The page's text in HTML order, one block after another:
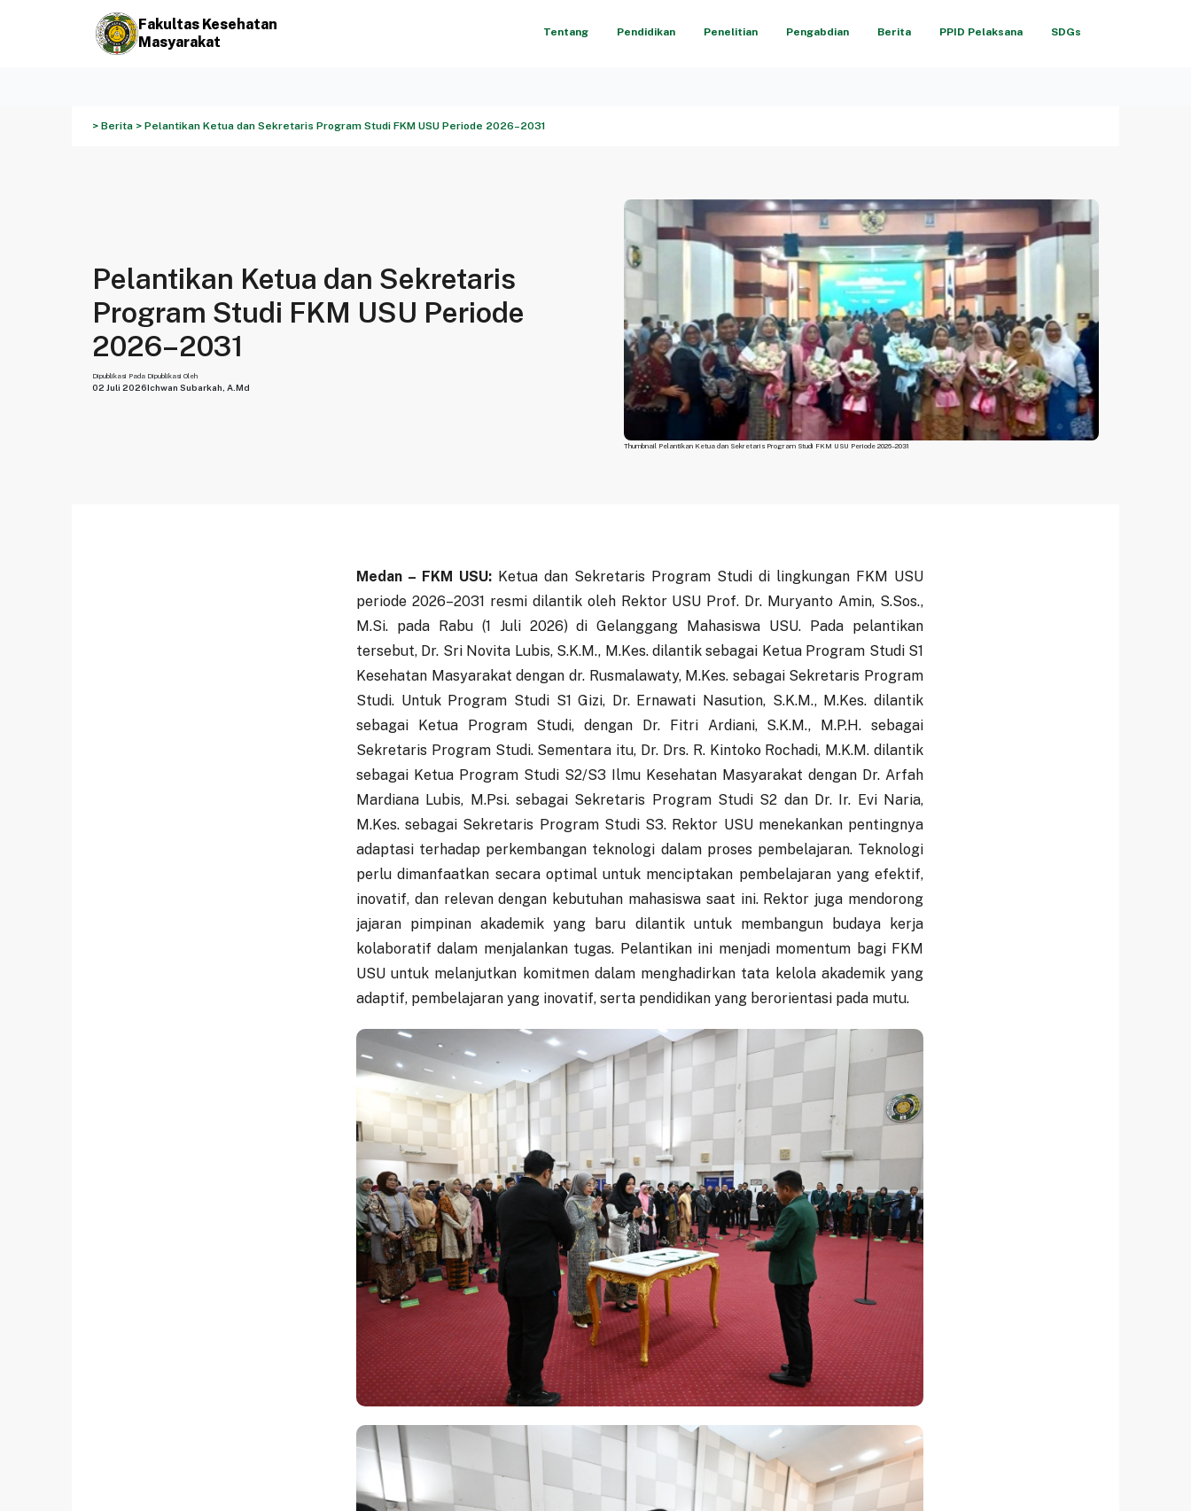
Fakultas Kesehatan
Masyarakat
Tentang Pendidikan Penelitian Pengabdian Berita PPID Pelaksana SDGs
> Berita > Pelantikan Ketua dan Sekretaris Program Studi FKM USU Periode 2026–2031
Pelantikan Ketua dan Sekretaris
Program Studi FKM USU Periode
2026–2031
Dipublikasi Pada
02 Juli 2026
Dipublikasi Oleh
Ichwan Subarkah, A.Md
Thumbnail Pelantikan Ketua dan Sekretaris Program Studi FKM USU Periode 2026–2031
Medan – FKM USU: Ketua dan Sekretaris Program Studi di lingkungan FKM USU
periode 2026–2031 resmi dilantik oleh Rektor USU Prof. Dr. Muryanto Amin, S.Sos.,
M.Si. pada Rabu (1 Juli 2026) di Gelanggang Mahasiswa USU. Pada pelantikan
tersebut, Dr. Sri Novita Lubis, S.K.M., M.Kes. dilantik sebagai Ketua Program Studi S1
Kesehatan Masyarakat dengan dr. Rusmalawaty, M.Kes. sebagai Sekretaris Program
Studi. Untuk Program Studi S1 Gizi, Dr. Ernawati Nasution, S.K.M., M.Kes. dilantik
sebagai Ketua Program Studi, dengan Dr. Fitri Ardiani, S.K.M., M.P.H. sebagai
Sekretaris Program Studi. Sementara itu, Dr. Drs. R. Kintoko Rochadi, M.K.M. dilantik
sebagai Ketua Program Studi S2/S3 Ilmu Kesehatan Masyarakat dengan Dr. Arfah
Mardiana Lubis, M.Psi. sebagai Sekretaris Program Studi S2 dan Dr. Ir. Evi Naria,
M.Kes. sebagai Sekretaris Program Studi S3. Rektor USU menekankan pentingnya
adaptasi terhadap perkembangan teknologi dalam proses pembelajaran. Teknologi
perlu dimanfaatkan secara optimal untuk menciptakan pembelajaran yang efektif,
inovatif, dan relevan dengan kebutuhan mahasiswa saat ini. Rektor juga mendorong
jajaran pimpinan akademik yang baru dilantik untuk membangun budaya kerja
kolaboratif dalam menjalankan tugas. Pelantikan ini menjadi momentum bagi FKM
USU untuk melanjutkan komitmen dalam menghadirkan tata kelola akademik yang
adaptif, pembelajaran yang inovatif, serta pendidikan yang berorientasi pada mutu.